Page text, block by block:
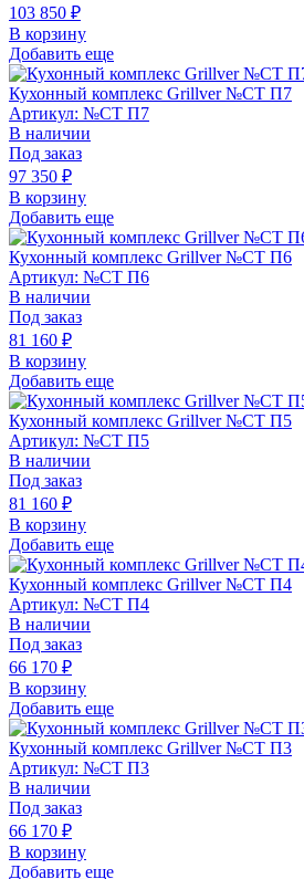
103 850 ₽
В корзину
Добавить еще
Кухонный комплекс Grillver №СТ П7
Артикул: №СТ П7
В наличии
Под заказ
97 350 ₽
В корзину
Добавить еще
Кухонный комплекс Grillver №СТ П6
Артикул: №СТ П6
В наличии
Под заказ
81 160 ₽
В корзину
Добавить еще
Кухонный комплекс Grillver №СТ П5
Артикул: №СТ П5
В наличии
Под заказ
81 160 ₽
В корзину
Добавить еще
Кухонный комплекс Grillver №СТ П4
Артикул: №СТ П4
В наличии
Под заказ
66 170 ₽
В корзину
Добавить еще
Кухонный комплекс Grillver №СТ П3
Артикул: №СТ П3
В наличии
Под заказ
66 170 ₽
В корзину
Добавить еще